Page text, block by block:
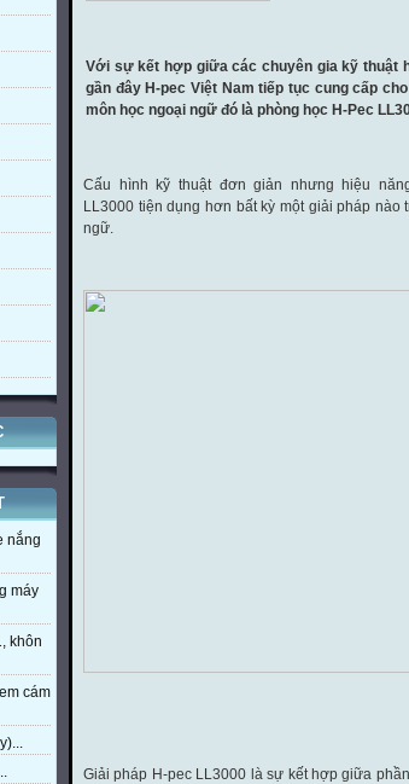
nắng
máy
khôn
cám
Với sự kết hợp giữa các chuyên gia kỹ thuật
gần đây H-pec Việt Nam tiếp tục cung cấp
môn học ngoại ngữ đó là phòng học H-Pec
Cấu hình kỹ thuật đơn giản nhưng hiệu
LL3000 tiện dụng hơn bất kỳ một giải pháp
ngữ.
Giải pháp H-pec LL3000 là sự kết hợp giữa